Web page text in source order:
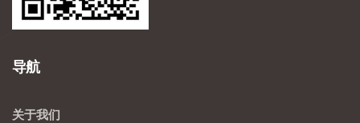
导航
关于我们